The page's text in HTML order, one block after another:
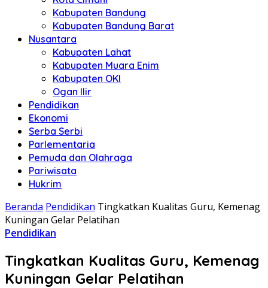
Kabupaten Bandung
Kabupaten Bandung Barat
Nusantara
Kabupaten Lahat
Kabupaten Muara Enim
Kabupaten OKI
Ogan Ilir
Pendidikan
Ekonomi
Serba Serbi
Parlementaria
Pemuda dan Olahraga
Pariwisata
Hukrim
Beranda Pendidikan Tingkatkan Kualitas Guru, Kemenag
Kuningan Gelar Pelatihan
Pendidikan
Tingkatkan Kualitas Guru, Kemenag
Kuningan Gelar Pelatihan